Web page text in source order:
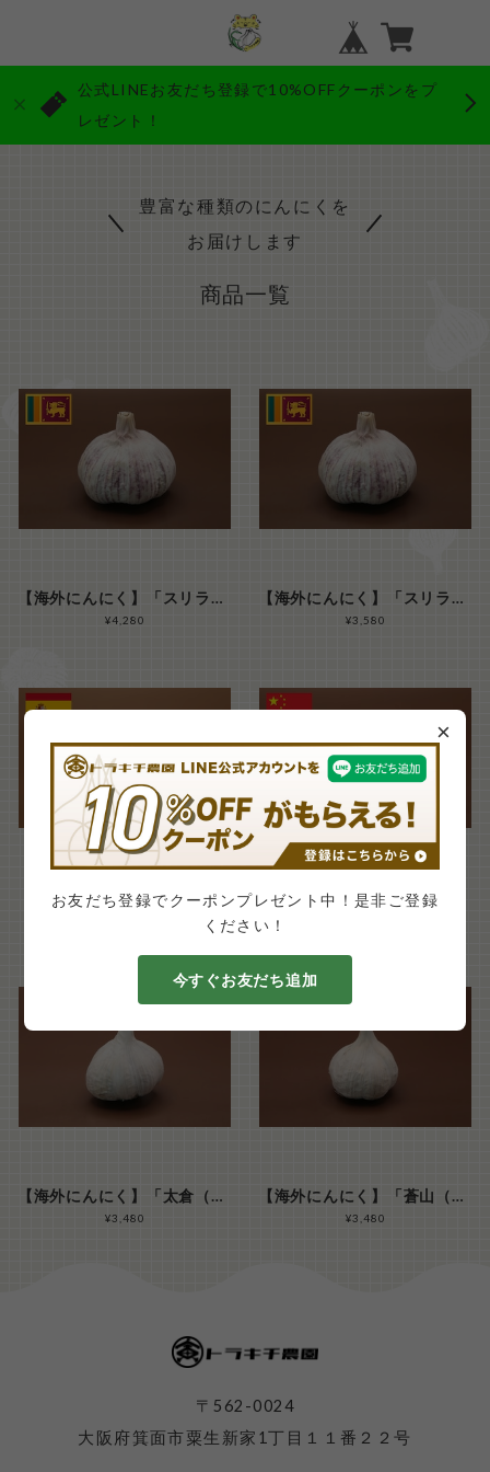
公式LINEお友だち登録で10%OFFクーポンをプ
レゼント！
豊富な種類のにんにくを
お届けします
商品一覧
【海外にんにく】「スリランカ（セイロンガーリック）」 L玉サイズ１kg（ 15玉前後/kg）
¥4,280
【海外にんにく】「スリランカ（セイロンガーリック）」 Ｓ～M玉サイズ混合 １kg（ ３０玉前後/kg）
¥3,580
【海外にんにく】「スペイン スプリング種ホワイト」 M玉サイズ１kg（ ２０玉前後/kg）
【海外にんにく】「太倉（たいそう/タイツァン）」 M玉サイズ１kg（ ２０玉前後/kg）
¥3,480
【海外にんにく】「蒼山（そうざん/ツァンシャン）」 M玉サイズ１kg（ ２０玉前後/kg）
¥3,480
×
お友だち登録でクーポンプレゼント中！是非ご登録
ください！
今すぐお友だち追加
〒562-0024
大阪府箕面市粟生新家1丁目１１番２２号